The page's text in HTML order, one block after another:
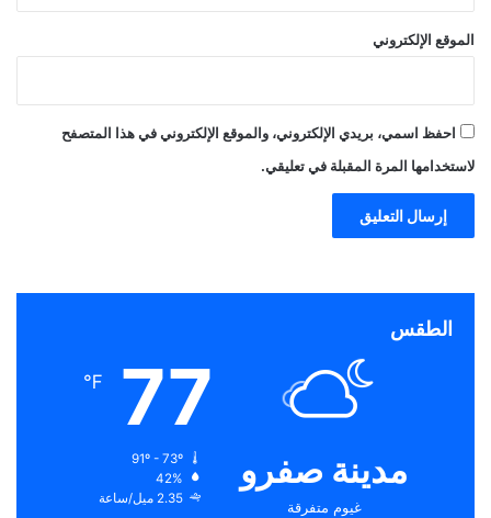
الموقع الإلكتروني
احفظ اسمي، بريدي الإلكتروني، والموقع الإلكتروني في هذا المتصفح
لاستخدامها المرة المقبلة في تعليقي.
الطقس
مدينة صفرو
غيوم متفرقة
77
℉
42%
2.35 ميل/ساعة